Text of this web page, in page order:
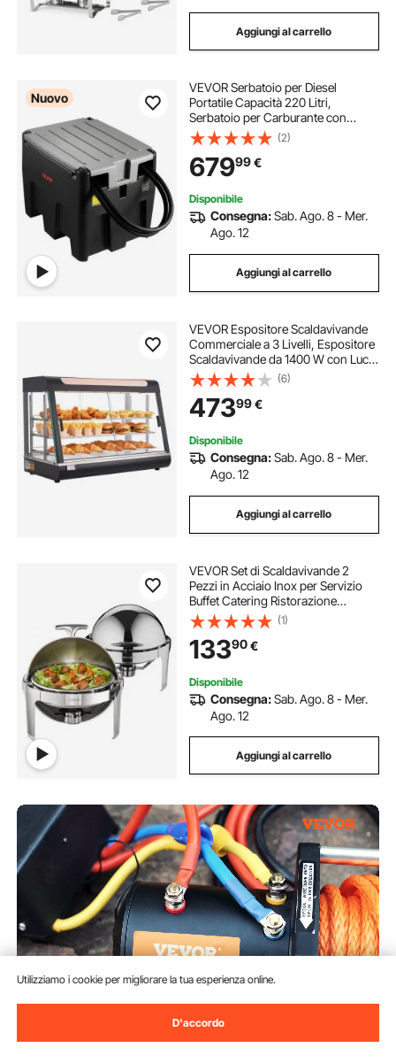
Aggiungi al carrello
Nuovo
VEVOR Serbatoio per Diesel
Portatile Capacità 220 Litri,
Serbatoio per Carburante con
Pompa di Trasferimento Elettrica da
12 V Potenza 140W, Lunghezza
Cavo Alimentazione 3,9m, Nero
(2)
67999€
Disponibile
Consegna:Sab. Ago. 8 - Mer.
Ago. 12
Aggiungi al carrello
VEVOR Espositore Scaldavivande
Commerciale a 3 Livelli, Espositore
Scaldavivande da 1400 W con Luce
LED, Vano Portaoggetti Superiore e
Ripiani Regolabili, per Hamburger,
Pizza, Pane, Pollo Fritto
(6)
47399€
Disponibile
Consegna:Sab. Ago. 8 - Mer.
Ago. 12
Aggiungi al carrello
VEVOR Set di Scaldavivande 2
Pezzi in Acciaio Inox per Servizio
Buffet Catering Ristorazione
Coperchio Arrotolabile Capienza
Max. 5,5L, Set di Vassoio di
Riscaldamento Scaldavivande
Rotonda per Buffet
(1)
13390€
Disponibile
Consegna:Sab. Ago. 8 - Mer.
Ago. 12
Aggiungi al carrello
VEVOR Argano Elettrico Carico
da 6123 kg/13500 lbs Argano per
Utilizziamo i cookie per migliorare la tua esperienza online.
D'accordo